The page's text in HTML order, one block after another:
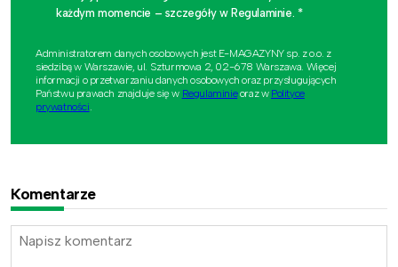
każdym momencie – szczegóły w Regulaminie. *
Administratorem danych osobowych jest E-MAGAZYNY sp. z o.o. z
siedzibą w Warszawie, ul. Szturmowa 2, 02-678 Warszawa. Więcej
informacji o przetwarzaniu danych osobowych oraz przysługujących
Państwu prawach znajduje się w Regulaminieoraz w Polityce
prywatności.
Komentarze